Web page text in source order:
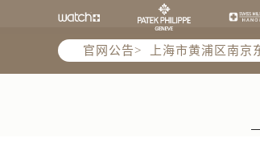
官网公告>
天津市和平区赤
上海市徐汇区虹桥
上海市黄浦区南京
南京市秦淮区中山
徐州市鼓楼区淮